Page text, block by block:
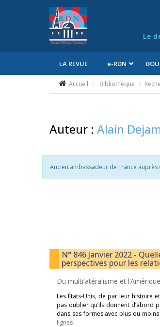
Le
LA REVUE e-RDN
Accueil Bibliothèque
Auteur : Alain
Ancien ambassadeur de France auprès
N° 846 Janvier 2022 -
perspectives pour les
Du multilatéralisme et l’Amérique
Les États-Unis, de par leur histoire
pas oublier qu’ils donnent d’abord
dans ses formes avec plus ou
lignes